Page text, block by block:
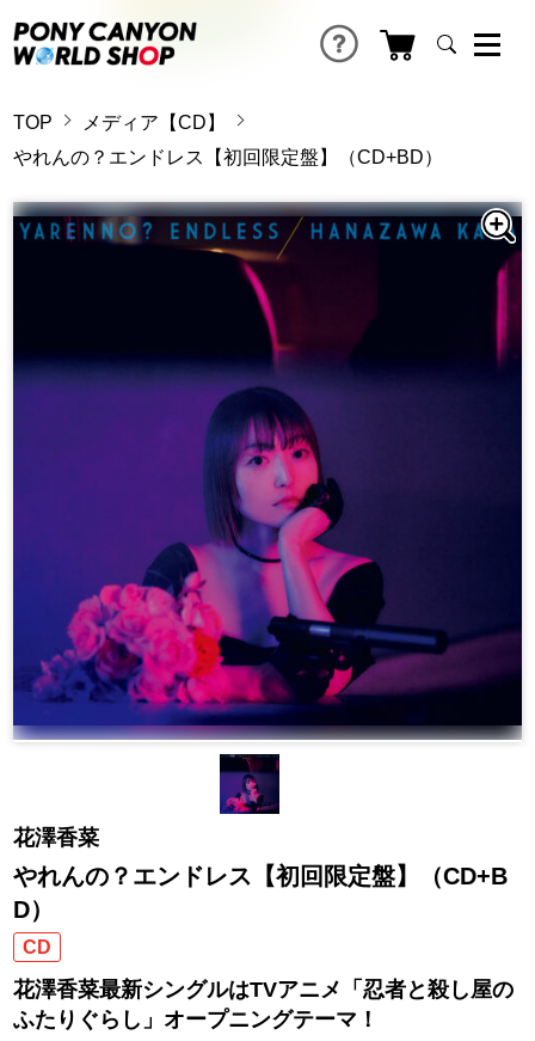
TOP
メディア【CD】
やれんの？エンドレス【初回限定盤】（CD+BD）
花澤香菜
やれんの？エンドレス【初回限定盤】（CD+B
D）
CD
花澤香菜最新シングルはTVアニメ「忍者と殺し屋の
ふたりぐらし」オープニングテーマ！